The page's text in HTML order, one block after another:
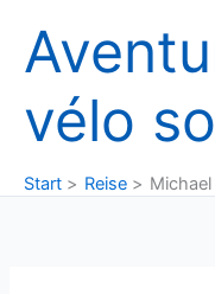
Inhalt
springen
vélo
Start Reise